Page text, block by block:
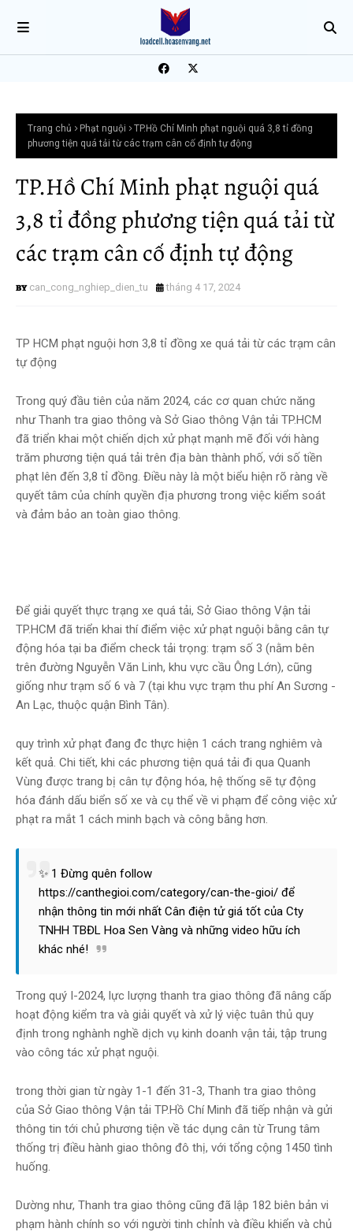
Trang chủ Phạt nguội
TP.Hồ Chí Minh phạt nguội quá 3,8 tỉ đồng
phương tiện quá tải từ các trạm cân cố định tự động
TP.Hồ Chí Minh phạt nguội quá
3,8 tỉ đồng phương tiện quá tải từ
các trạm cân cố định tự động
can_cong_nghiep_dien_tu tháng 4 17, 2024
TP HCM phạt nguội hơn 3,8 tỉ đồng xe quá tải từ các trạm cân
tự động
Trong quý đầu tiên của năm 2024, các cơ quan chức năng
như Thanh tra giao thông và Sở Giao thông Vận tải TP.HCM
đã triển khai một chiến dịch xử phạt mạnh mẽ đối với hàng
trăm phương tiện quá tải trên địa bàn thành phố, với số tiền
phạt lên đến 3,8 tỉ đồng. Điều này là một biểu hiện rõ ràng về
quyết tâm của chính quyền địa phương trong việc kiểm soát
và đảm bảo an toàn giao thông.
Để giải quyết thực trạng xe quá tải, Sở Giao thông Vận tải
TP.HCM đã triển khai thí điểm việc xử phạt nguội bằng cân tự
động hóa tại ba điểm check tải trọng: trạm số 3 (nằm bên
trên đường Nguyễn Văn Linh, khu vực cầu Ông Lớn), cũng
giống như trạm số 6 và 7 (tại khu vực trạm thu phí An Sương -
An Lạc, thuộc quận Bình Tân).
quy trình xử phạt đang đc thực hiện 1 cách trang nghiêm và
kết quả. Chi tiết, khi các phương tiện quá tải đi qua Quanh
Vùng được trang bị cân tự động hóa, hệ thống sẽ tự động
hóa đánh dấu biển số xe và cụ thể về vi phạm để công việc xử
phạt ra mắt 1 cách minh bạch và công bằng hơn.
✨ 1 Đừng quên follow
https://canthegioi.com/category/can-the-gioi/ để
nhận thông tin mới nhất Cân điện tử giá tốt của Cty
TNHH TBĐL Hoa Sen Vàng và những video hữu ích
khác nhé!
Trong quý I-2024, lực lượng thanh tra giao thông đã nâng cấp
hoạt động kiểm tra và giải quyết và xử lý việc tuân thủ quy
định trong nghành nghề dịch vụ kinh doanh vận tải, tập trung
vào công tác xử phạt nguội.
trong thời gian từ ngày 1-1 đến 31-3, Thanh tra giao thông
của Sở Giao thông Vận tải TP.Hồ Chí Minh đã tiếp nhận và gửi
thông tin tới chủ phương tiện về tác dụng cân từ Trung tâm
thống trị điều hành giao thông đô thị, với tổng cộng 1450 tình
huống.
Dường như, Thanh tra giao thông cũng đã lập 182 biên bản vi
phạm hành chính so với người tinh chỉnh và điều khiển và chủ